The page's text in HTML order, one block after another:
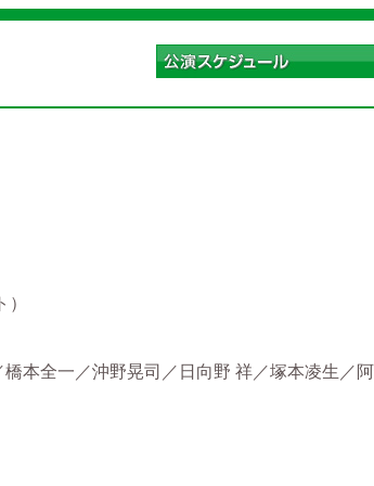
本全一／沖野晃司／日向野 祥／塚本凌生